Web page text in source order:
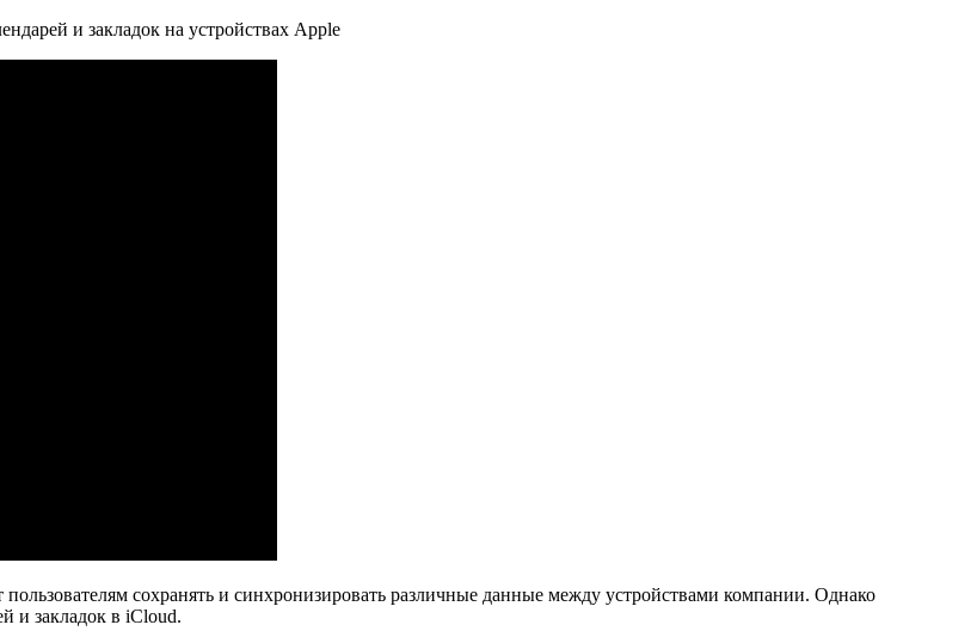
сохранять и синхронизировать различные данные между устройствами компании. Однако
и закладок в iCloud.